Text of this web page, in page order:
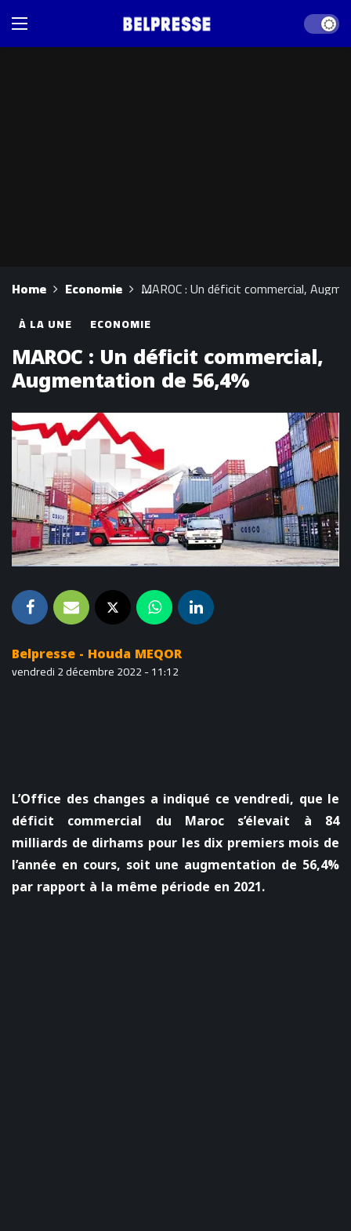
Dark
Home Economie MAROC : Un déficit commercial,
À LA UNE ECONOMIE
MAROC : Un déficit commercial,
Augmentation de 56,4%
Belpresse - Houda MEQOR
vendredi 2 décembre 2022 - 11:12
L’Office des changes a indiqué ce vendredi, que le
déficit commercial du Maroc s’élevait à 84
milliards de dirhams pour les dix premiers mois de
l’année en cours, soit une augmentation de 56,4%
par rapport à la même période en 2021.